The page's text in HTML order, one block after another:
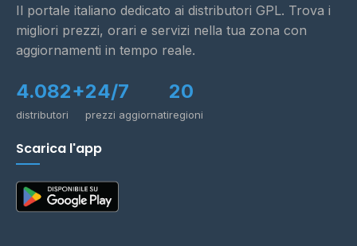
Il portale italiano dedicato ai distributori GPL. Trova i
migliori prezzi, orari e servizi nella tua zona con
aggiornamenti in tempo reale.
4.082+
distributori
24/7
prezzi aggiornati
20
regioni
Scarica l'app